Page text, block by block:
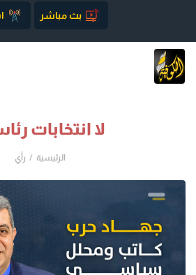
بث مباشر
لا انتخابات
الرئيسية رأي